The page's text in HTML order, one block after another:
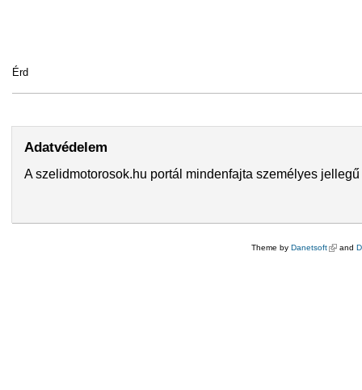
Érd
Adatvédelem
A szelidmotorosok.hu portál mindenfajta személyes
Theme by Danetsoft(külső
and